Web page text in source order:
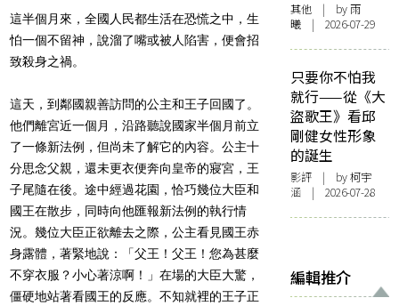
這半個月來，全國人民都生活在恐慌之中，生
怕一個不留神，說溜了嘴或被人陷害，便會招
致殺身之禍。
這天，到鄰國親善訪問的公主和王子回國了。
他們離宮近一個月，沿路聽說國家半個月前立
了一條新法例，但尚未了解它的內容。公主十
分思念父親，還未更衣便奔向皇帝的寢宮，王
子尾隨在後。途中經過花園，恰巧幾位大臣和
國王在散步， 同時向他匯報新法例的執行情
況。幾位大臣正欲離去之際，公主看見國王赤
身露體，著緊地說：「父王！父王！您為甚麼
不穿衣服？小心著涼啊！」在場的大臣大驚，
僵硬地站著看國王的反應。不知就裡的王子正
其他 | by 雨
曦 | 2026-07-29
只要你不怕我
就行——從《大
盜歌王》看邱
剛健女性形象
的誕生
影評 | by 柯宇
涵 | 2026-07-28
編輯推介